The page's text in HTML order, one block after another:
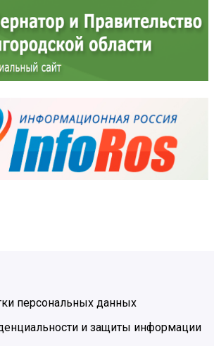
персональных данных
и защиты информации